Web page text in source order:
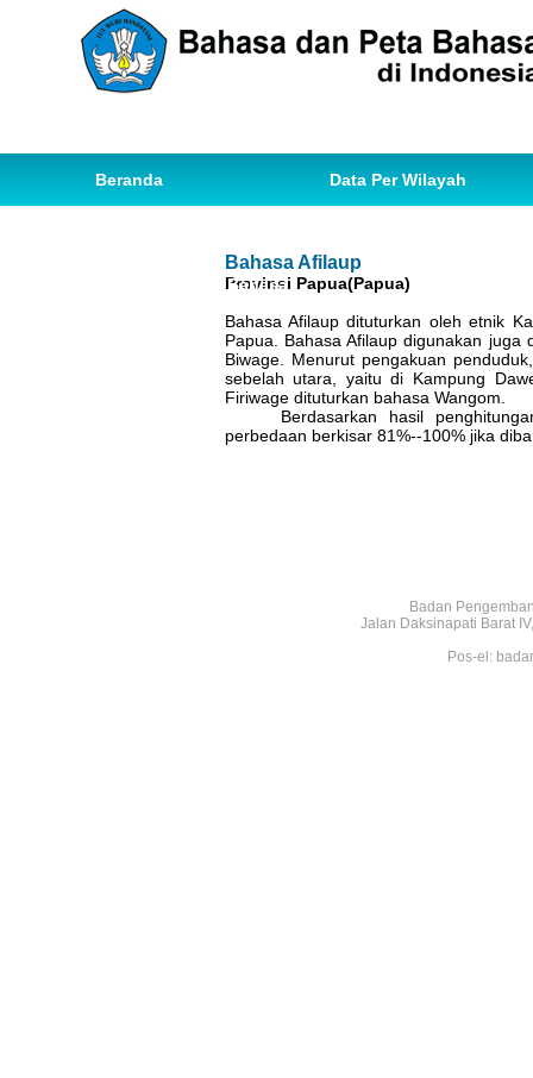
Beranda Data Per Wilayah
Ihwal Pemetaan Bahasa
Bahasa Afilaup
Provinsi Papua(Papua)
Bahasa Afilaup dituturkan oleh etnik
Papua. Bahasa Afilaup digunakan
Biwage. Menurut pengakuan
sebelah utara, yaitu di Kampung
Firiwage dituturkan bahasa Wangom.
Berdasarkan hasil
perbedaan berkisar 81%--100% jika
Badan
Jalan Daksinapati Barat
Pos-el: